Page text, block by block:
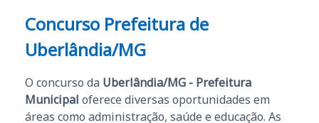
Concurso Prefeitura de
Uberlândia/MG
O concurso da Uberlândia/MG - Prefeitura
Municipal oferece diversas oportunidades em
áreas como administração, saúde e educação. As